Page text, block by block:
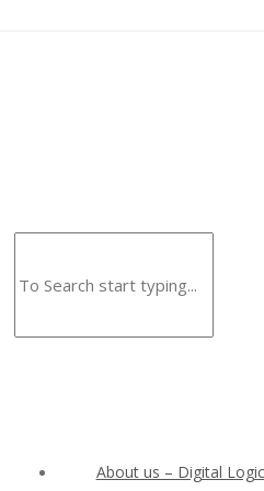
About us – Digital